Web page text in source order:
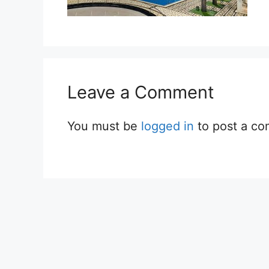
Leave a Comment
You must be logged in to post a